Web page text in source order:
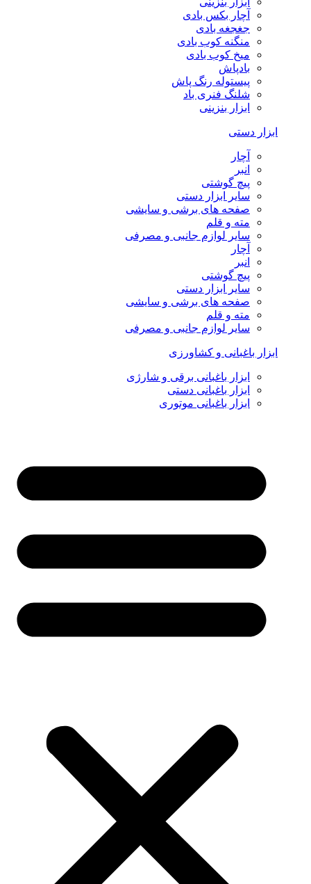
آچار بکس بادی
جغجغه بادی
منگنه کوب بادی
میخ کوب بادی
بادپاش
پیستوله رنگ پاش
شلنگ فنری باد
ابزار بنزینی
ابزار دستی
آچار
انبر
پیچ گوشتی
سایر ابزار دستی
صفحه های برشی و سایشی
مته و قلم
سایر لوازم جانبی و مصرفی
آچار
انبر
پیچ گوشتی
سایر ابزار دستی
صفحه های برشی و سایشی
مته و قلم
سایر لوازم جانبی و مصرفی
ابزار باغبانی و کشاورزی
ابزار باغبانی برقی و شارژی
ابزار باغبانی دستی
ابزار باغبانی موتوری